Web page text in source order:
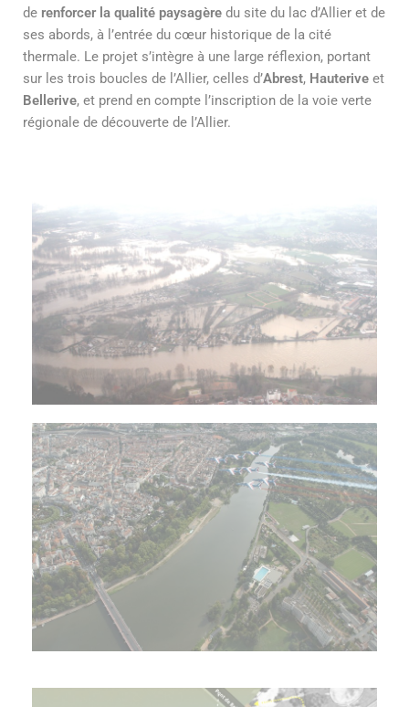
de renforcer la qualité paysagère du site du lac d’Allier et de
ses abords, à l’entrée du cœur historique de la cité
thermale. Le projet s’intègre à une large réflexion, portant
sur les trois boucles de l’Allier, celles d’Abrest, Hauterive et
Bellerive, et prend en compte l’inscription de la voie verte
régionale de découverte de l’Allier.